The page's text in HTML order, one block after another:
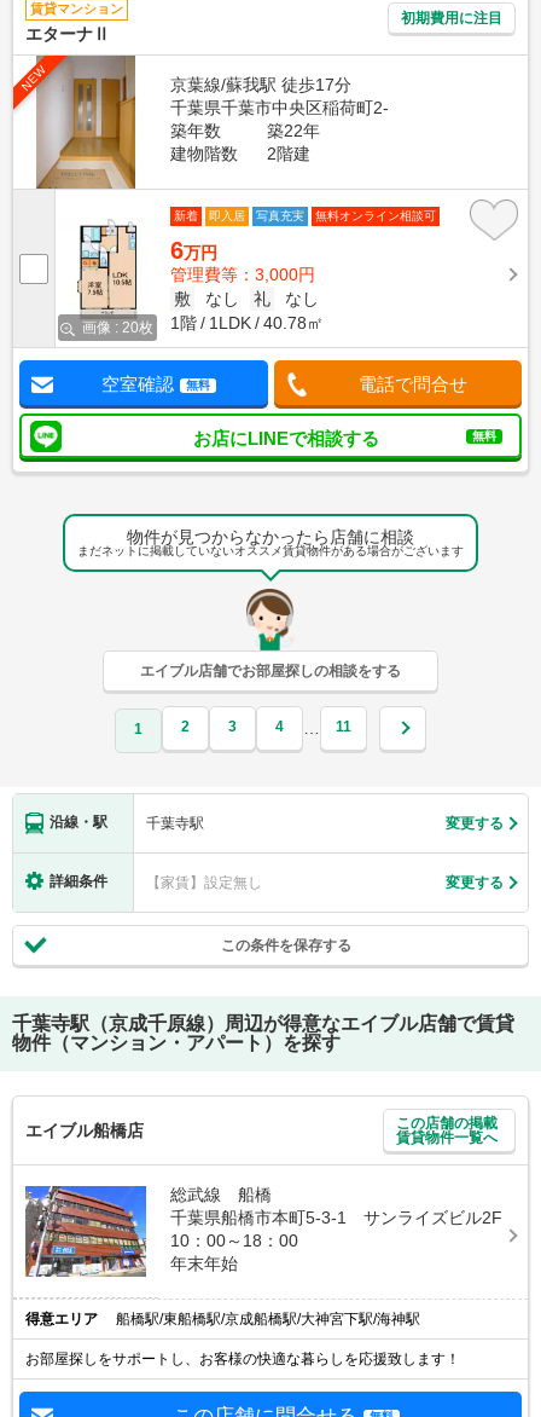
賃貸マンション
エターナⅡ
初期費用に注目
NEW
京葉線/蘇我駅 徒歩17分
千葉県千葉市中央区稲荷町2-
築年数
築22年
建物階数
2階建
画像 : 20枚
新着 即入居 写真充実 無料オンライン相談可
6万円
管理費等：3,000円
敷
なし 礼
なし
1階
1LDK 40.78㎡
空室確認 無料 電話で問合せ
お店にLINEで相談する 無料
物件が見つからなかったら店舗に相談
まだネットに掲載していないオススメ賃貸物件がある場合がございます
エイブル店舗でお部屋探しの相談をする
1 2 3 4 … 11
沿線・駅 千葉寺駅 変更する
詳細条件 【家賃】設定無し 変更する
この条件を保存する
千葉寺駅（京成千原線）
周辺が得意なエイブル店舗で賃貸
物件（マンション・アパート）を探す
エイブル船橋店
この店舗の掲載
賃貸物件一覧へ
総武線 船橋
千葉県船橋市本町5-3-1 サンライズビル2F
10：00～18：00
年末年始
得意エリア 船橋駅/東船橋駅/京成船橋駅/大神宮下駅/海神駅
お部屋探しをサポートし、お客様の快適な暮らしを応援致します！